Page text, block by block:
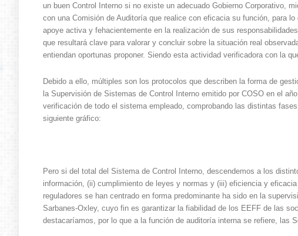
un buen Control Interno si no existe un adecuado Gobierno Corporativo,
con una Comisión de Auditoría que realice con eficacia su función, para
apoye activa y fehacientemente en la realización de sus
que resultará clave para valorar y concluir sobre la situación real
entiendan oportunas proponer. Siendo esta actividad verificadora con la
Debido a ello, múltiples son los protocolos que describen la forma de
la Supervisión de Sistemas de Control Interno emitido por COSO en el
verificación de todo el sistema empleado, comprobando las distintas
siguiente gráfico:
Pero si del total del Sistema de Control Interno, descendemos a los
información, (ii) cumplimiento de leyes y normas y (iii) eficiencia y
reguladores se han centrado en forma predominante ha sido en la
Sarbanes-Oxley, cuyo fin es garantizar la fiabilidad de los EEFF de las
destacaríamos, por lo que a la función de auditoría interna se refiere, las